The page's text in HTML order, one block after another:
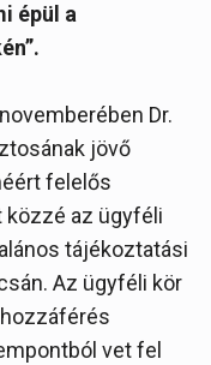
épül a
Dr.
jövő
felelős
az ügyféli
tájékoztatási
Az ügyféli kör
vet fel